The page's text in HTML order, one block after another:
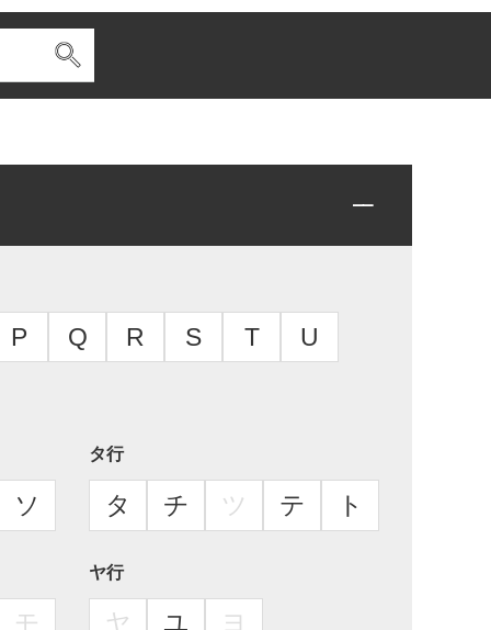
P Q R S T U
ソ
タ行
タ チ ツ テ ト
モ
ヤ行
ヤ ユ ヨ